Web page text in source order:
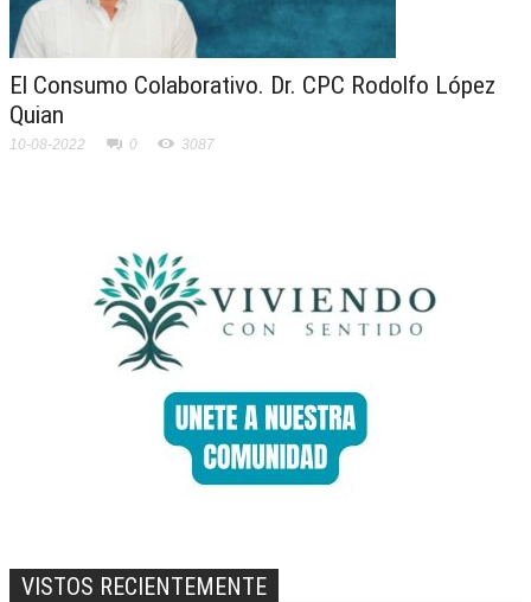
El Consumo Colaborativo. Dr. CPC Rodolfo López
Quian
10-08-2022 0 3087
VISTOS RECIENTEMENTE